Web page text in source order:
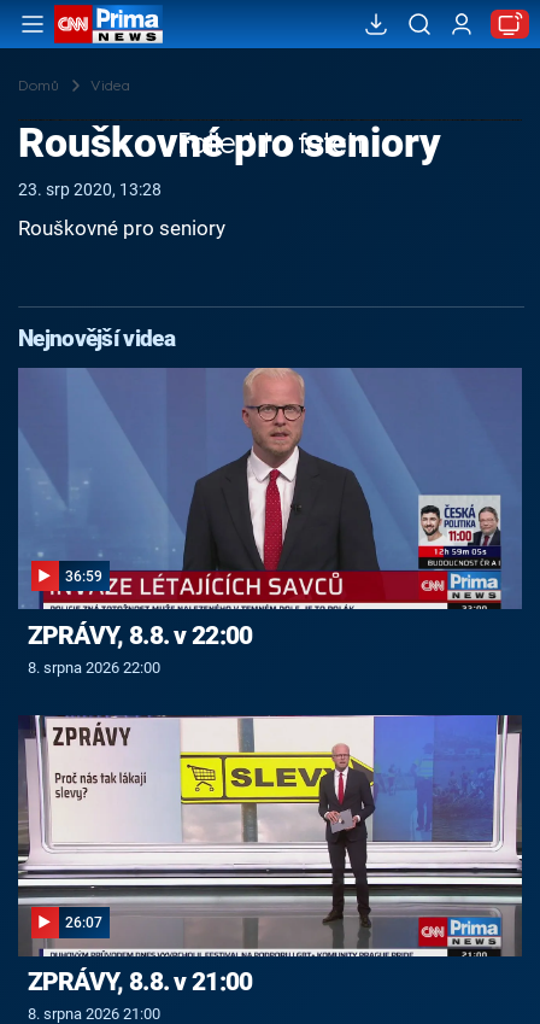
Domů Videa
Failed to fetch
Rouškovné pro seniory
23. srp 2020, 13:28
Rouškovné pro seniory
Nejnovější videa
36:59
ZPRÁVY, 8.8. v 22:00
8. srpna 2026 22:00
26:07
ZPRÁVY, 8.8. v 21:00
8. srpna 2026 21:00